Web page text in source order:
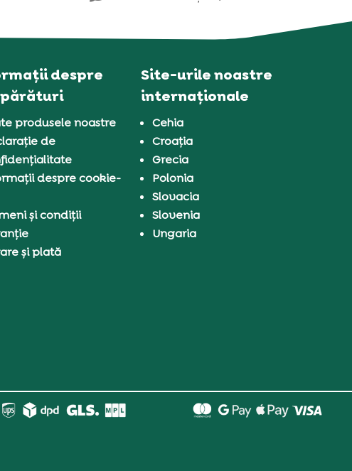
despre
produsele noastre
de
despre cookie-
și condiții
și plată
Site-urile noastre
internaționale
Cehia
Croația
Grecia
Polonia
Slovacia
Slovenia
Ungaria